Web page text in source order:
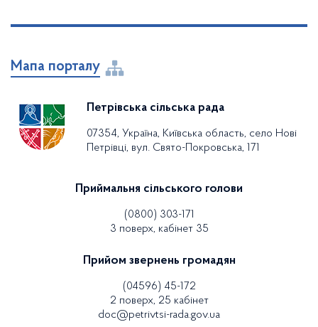
Мапа порталу
Петрівська сільська рада
07354, Україна, Київська область, село Нові
Петрівці, вул. Свято-Покровська, 171
Приймальня сільського голови
(0800) 303-171
3 поверх, кабінет 35
Прийом звернень громадян
(04596) 45-172
2 поверх, 25 кабінет
doc@petrivtsi-rada.gov.ua